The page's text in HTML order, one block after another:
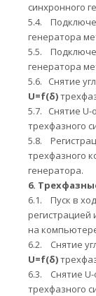
синхронного
5.4.
генератора
5.5.
генератора
5.6.
Снятие
U=f(δ)
5.7.
Снятие U-
трехфазного
5.8.
трехфазного
генератора.
6.
6.1.
Пуск в
на
6.2.
Снятие
U=f(δ)
6.3.
Снятие U
трехфазного